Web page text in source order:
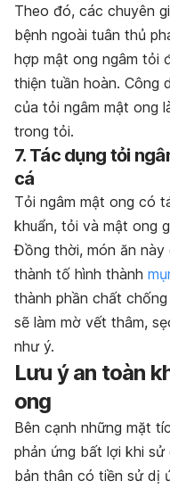
Theo đó, các chuyên
bệnh ngoài tuân thủ
hợp mật ong ngâm tỏi
thiện tuần hoàn. Công
của tỏi ngâm mật ong
trong tỏi.
7. Tác dụng tỏi
cá
Tỏi ngâm mật ong có
khuẩn, tỏi và mật ong
Đồng thời, món ăn
thành tố hình thành
thành phần chất
sẽ làm mờ vết thâm,
như ý.
Lưu ý an toàn
ong
Bên cạnh những mặt
phản ứng bất lợi khi
bản thân có tiền sử dị